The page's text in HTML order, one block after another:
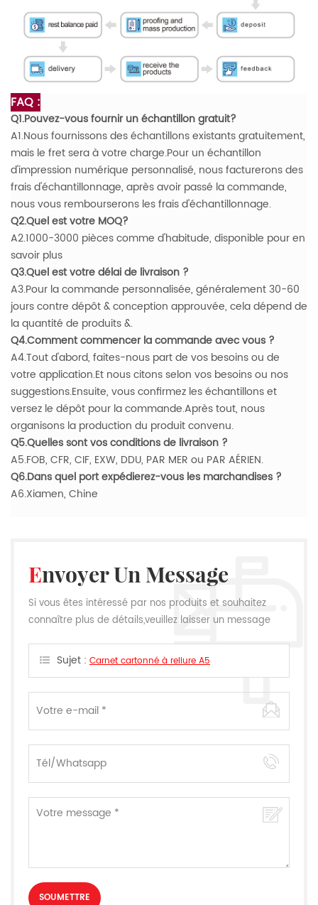
FAQ :
Q1.Pouvez-vous fournir un échantillon gratuit?
A1.Nous fournissons des échantillons existants gratuitement,
mais le fret sera à votre charge.Pour un échantillon
d'impression numérique personnalisé, nous facturerons des
frais d'échantillonnage, après avoir passé la commande,
nous vous rembourserons les frais d'échantillonnage.
Q2.Quel est votre MOQ?
A2.1000-3000 pièces comme d'habitude, disponible pour en
savoir plus
Q3.Quel est votre délai de livraison ?
A3.Pour la commande personnalisée, généralement 30-60
jours contre dépôt & conception approuvée, cela dépend de
la quantité de produits &.
Q4.Comment commencer la commande avec vous ?
A4.Tout d'abord, faites-nous part de vos besoins ou de
votre application.Et nous citons selon vos besoins ou nos
suggestions.Ensuite, vous confirmez les échantillons et
versez le dépôt pour la commande.Après tout, nous
organisons la production du produit convenu.
Q5.Quelles sont vos conditions de livraison ?
A5.FOB, CFR, CIF, EXW, DDU, PAR MER ou PAR AÉRIEN.
Q6.Dans quel port expédierez-vous les marchandises ?
A6.Xiamen, Chine
Envoyer Un Message
Si vous êtes intéressé par nos produits et souhaitez
connaître plus de détails,veuillez laisser un message
Sujet : Carnet cartonné à reliure A5